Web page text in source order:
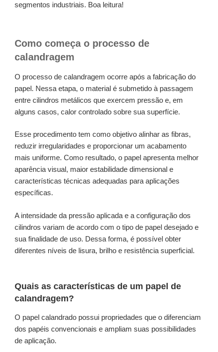
segmentos industriais. Boa leitura!
Como começa o processo de
calandragem
O processo de calandragem ocorre após a fabricação do
papel. Nessa etapa, o material é submetido à passagem
entre cilindros metálicos que exercem pressão e, em
alguns casos, calor controlado sobre sua superfície.
Esse procedimento tem como objetivo alinhar as fibras,
reduzir irregularidades e proporcionar um acabamento
mais uniforme. Como resultado, o papel apresenta melhor
aparência visual, maior estabilidade dimensional e
características técnicas adequadas para aplicações
específicas.
A intensidade da pressão aplicada e a configuração dos
cilindros variam de acordo com o tipo de papel desejado e
sua finalidade de uso. Dessa forma, é possível obter
diferentes níveis de lisura, brilho e resistência superficial.
Quais as características de um papel de
calandragem?
O papel calandrado possui propriedades que o diferenciam
dos papéis convencionais e ampliam suas possibilidades
de aplicação.